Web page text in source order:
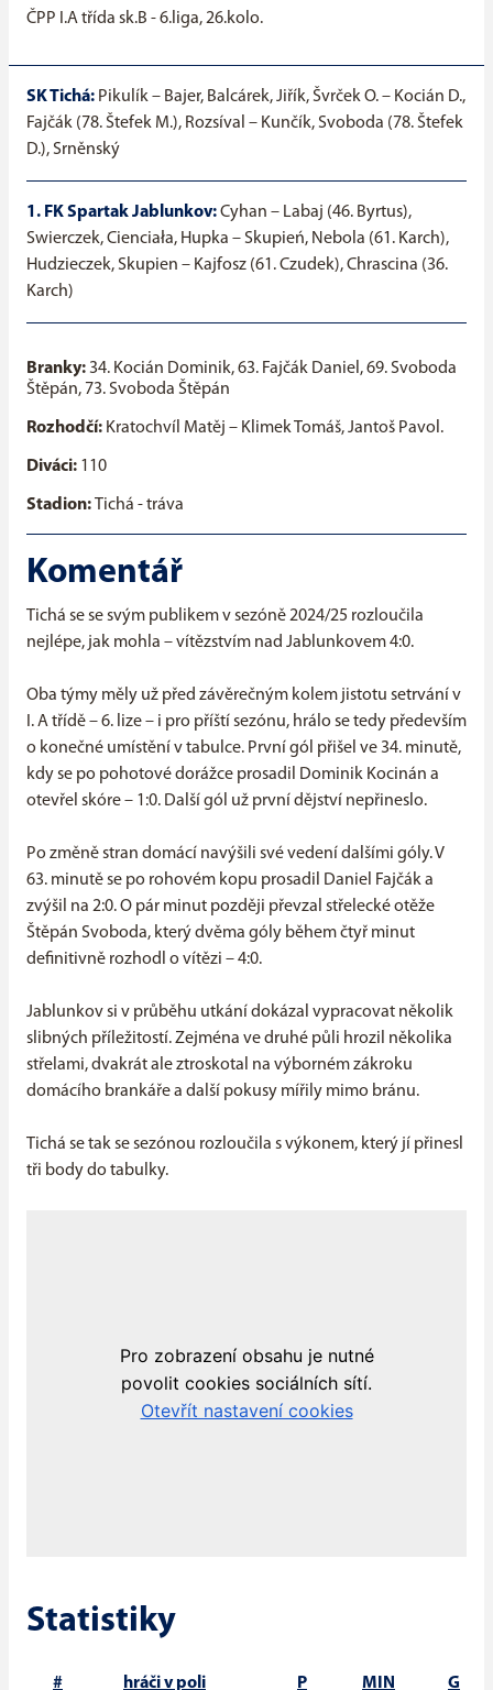
ČPP I.A třída sk.B - 6.liga, 26.kolo.
SK Tichá: Pikulík – Bajer, Balcárek, Jiřík, Švrček O. – Kocián D.,
Fajčák (78. Štefek M.), Rozsíval – Kunčík, Svoboda (78. Štefek
D.), Srněnský
1. FK Spartak Jablunkov:Cyhan – Labaj (46. Byrtus),
Swierczek, Cienciała, Hupka – Skupień, Nebola (61. Karch),
Hudzieczek, Skupien – Kajfosz (61. Czudek), Chrascina (36.
Karch)
Branky: 34. Kocián Dominik, 63. Fajčák Daniel, 69. Svoboda
Štěpán, 73. Svoboda Štěpán
Rozhodčí: Kratochvíl Matěj – Klimek Tomáš, Jantoš Pavol.
Diváci: 110
Stadion:Tichá - tráva
Komentář
Tichá se se svým publikem v sezóně 2024/25 rozloučila
nejlépe, jak mohla – vítězstvím nad Jablunkovem 4:0.
Oba týmy měly už před závěrečným kolem jistotu setrvání v
I. A třídě – 6. lize – i pro příští sezónu, hrálo se tedy především
o konečné umístění v tabulce. První gól přišel ve 34. minutě,
kdy se po pohotové dorážce prosadil Dominik Kocinán a
otevřel skóre – 1:0. Další gól už první dějství nepřineslo.
Po změně stran domácí navýšili své vedení dalšími góly. V
63. minutě se po rohovém kopu prosadil Daniel Fajčák a
zvýšil na 2:0. O pár minut později převzal střelecké otěže
Štěpán Svoboda, který dvěma góly během čtyř minut
definitivně rozhodl o vítězi – 4:0.
Jablunkov si v průběhu utkání dokázal vypracovat několik
slibných příležitostí. Zejména ve druhé půli hrozil několika
střelami, dvakrát ale ztroskotal na výborném zákroku
domácího brankáře a další pokusy mířily mimo bránu.
Tichá se tak se sezónou rozloučila s výkonem, který jí přinesl
tři body do tabulky.
Statistiky
# hráči v poli P MIN G